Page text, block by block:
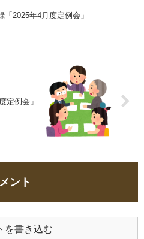
「2025年4月度定例会」
定例会」
ント
を書き込む